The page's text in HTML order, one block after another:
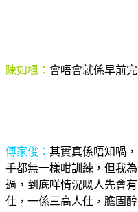
陳如楓： 會唔會就係早前
傅家俊： 其實真係唔知喎
手都無一樣咁訓練，但我
過，到底咩情況嘅人先會
仕，一係三高人仕，膽固